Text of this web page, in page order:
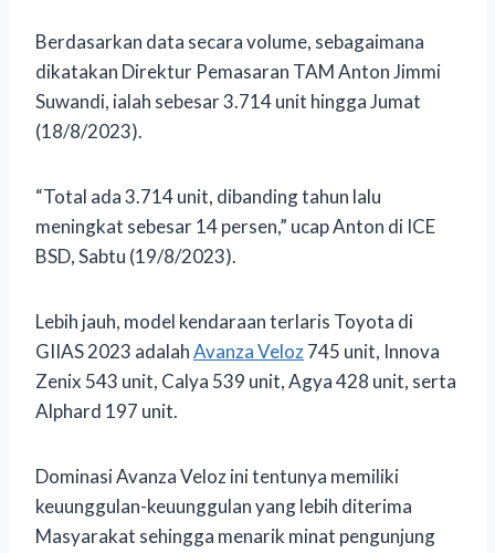
Berdasarkan data secara volume, sebagaimana
dikatakan Direktur Pemasaran TAM Anton Jimmi
Suwandi, ialah sebesar 3.714 unit hingga Jumat
(18/8/2023).
“Total ada 3.714 unit, dibanding tahun lalu
meningkat sebesar 14 persen,” ucap Anton di ICE
BSD, Sabtu (19/8/2023).
Lebih jauh, model kendaraan terlaris Toyota di
GIIAS 2023 adalahAvanza Veloz745 unit, Innova
Zenix 543 unit, Calya 539 unit, Agya 428 unit, serta
Alphard 197 unit.
Dominasi Avanza Veloz ini tentunya memiliki
keuunggulan-keuunggulan yang lebih diterima
Masyarakat sehingga menarik minat pengunjung